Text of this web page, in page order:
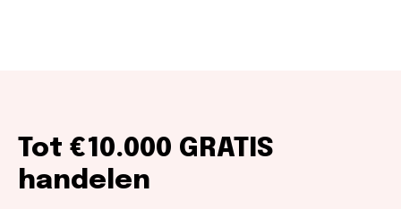
Tot €10.000 GRATIS
handelen